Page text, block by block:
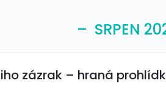
– SRPEN
zázrak – hraná